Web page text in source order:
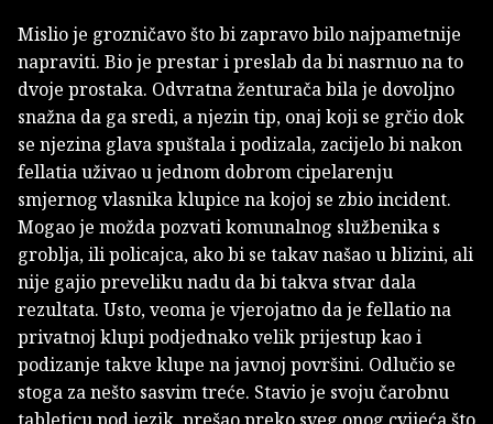
Mislio je grozničavo što bi zapravo bilo najpametnije
napraviti. Bio je prestar i preslab da bi nasrnuo na to
dvoje prostaka. Odvratna ženturača bila je dovoljno
snažna da ga sredi, a njezin tip, onaj koji se grčio dok
se njezina glava spuštala i podizala, zacijelo bi nakon
fellatia uživao u jednom dobrom cipelarenju
smjernog vlasnika klupice na kojoj se zbio incident.
Mogao je možda pozvati komunalnog službenika s
groblja, ili policajca, ako bi se takav našao u blizini, ali
nije gajio preveliku nadu da bi takva stvar dala
rezultata. Usto, veoma je vjerojatno da je fellatio na
privatnoj klupi podjednako velik prijestup kao i
podizanje takve klupe na javnoj površini. Odlučio se
stoga za nešto sasvim treće. Stavio je svoju čarobnu